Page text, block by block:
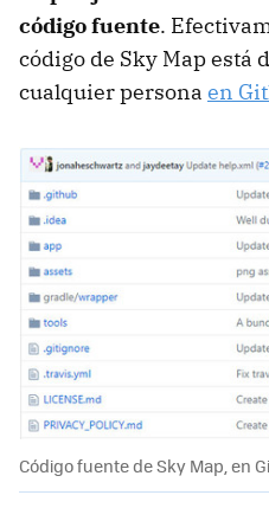
código fuente.
código de Sky Map está
cualquier persona en
Código fuente de Sky Map, en